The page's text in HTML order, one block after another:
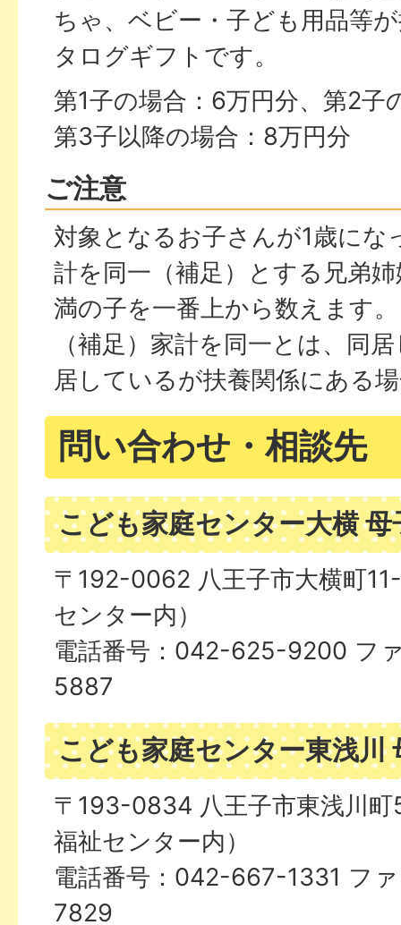
ちゃ、ベビー・子ども用品等
タログギフトです。
第1子の場合：6万円分、第2子
第3子以降の場合：8万円分
ご注意
対象となるお子さんが1歳にな
計を同一（補足）とする兄弟
満の子を一番上から数えます。
（補足）家計を同一とは、同
居しているが扶養関係にある
問い合わせ・相談先
こども家庭センター大横 母
〒192-0062 八王子市大横町
センター内）
電話番号：042-625-9200 フ
5887
こども家庭センター東浅川
〒193-0834 八王子市東浅川町
福祉センター内）
電話番号：042-667-1331 フ
7829